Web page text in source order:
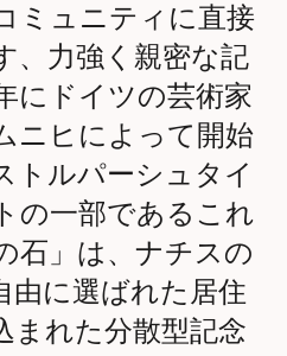
ミュニティに直接
、力強く親密な記
にドイツの芸術家
ニヒによって開始
トルパーシュタイ
の一部であるこれ
石」は、ナチスの
由に選ばれた居住
まれた分散型記念